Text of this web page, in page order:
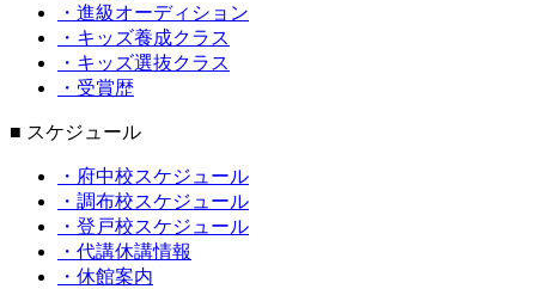
・進級オーディション
・キッズ養成クラス
・キッズ選抜クラス
・受賞歴
■ スケジュール
・府中校スケジュール
・調布校スケジュール
・登戸校スケジュール
・代講休講情報
・休館案内